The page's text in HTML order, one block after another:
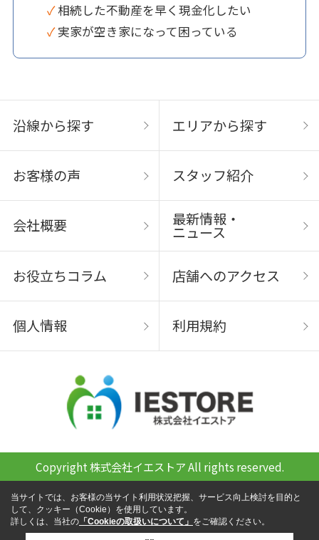
✓ 相続した不動産を早く現金化したい
✓ 実家が空き家になって困っている
沿線から探す エリアから探す
お客様の声 スタッフ紹介
会社概要 最新情報・
ニュース
お役立ちコラム 店舗へのアクセス
個人情報 利用規約
Copyright 株式会社イエストア All rights reserved.
当サイトでは、お客様の当サイト利用状況把握、サービス向上検討を目的と
して、クッキー（Cookie）を使用しています。
詳しくは、当社の 「Cookieの取扱いについて」 をご確認ください。